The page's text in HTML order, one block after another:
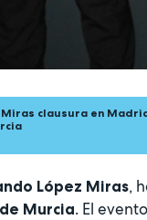
Miras clausura en
López Miras,
Murcia. El